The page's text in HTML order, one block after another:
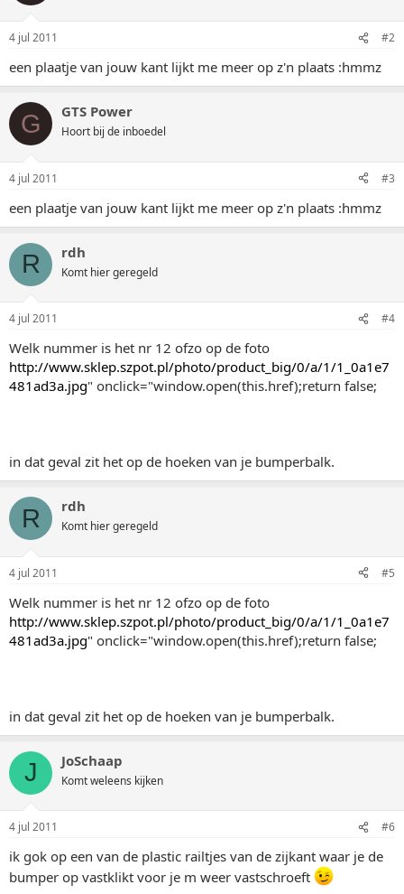
4 jul 2011 #2
een plaatje van jouw kant lijkt me meer op z'n plaats :hmmz
G GTS Power
Hoort bij de inboedel
4 jul 2011 #3
een plaatje van jouw kant lijkt me meer op z'n plaats :hmmz
R rdh
Komt hier geregeld
4 jul 2011 #4
Welk nummer is het nr 12 ofzo op de foto
http://www.sklep.szpot.pl/photo/product_big/0/a/1/1_0a1e7
481ad3a.jpg" onclick="window.open(this.href);return false;
in dat geval zit het op de hoeken van je bumperbalk.
R rdh
Komt hier geregeld
4 jul 2011 #5
Welk nummer is het nr 12 ofzo op de foto
http://www.sklep.szpot.pl/photo/product_big/0/a/1/1_0a1e7
481ad3a.jpg" onclick="window.open(this.href);return false;
in dat geval zit het op de hoeken van je bumperbalk.
J JoSchaap
Komt weleens kijken
4 jul 2011 #6
ik gok op een van de plastic railtjes van de zijkant waar je de
bumper op vastklikt voor je m weer vastschroeft